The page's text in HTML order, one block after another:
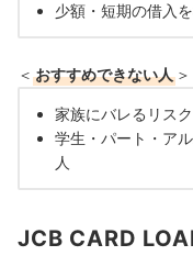
少額・短期の借入
＜ おすすめできない人 ＞
家族にバレるリス
学生・パート・ア
人
JCB CARD